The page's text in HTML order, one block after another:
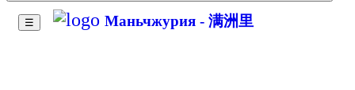
☰ Маньчжурия - 满洲里